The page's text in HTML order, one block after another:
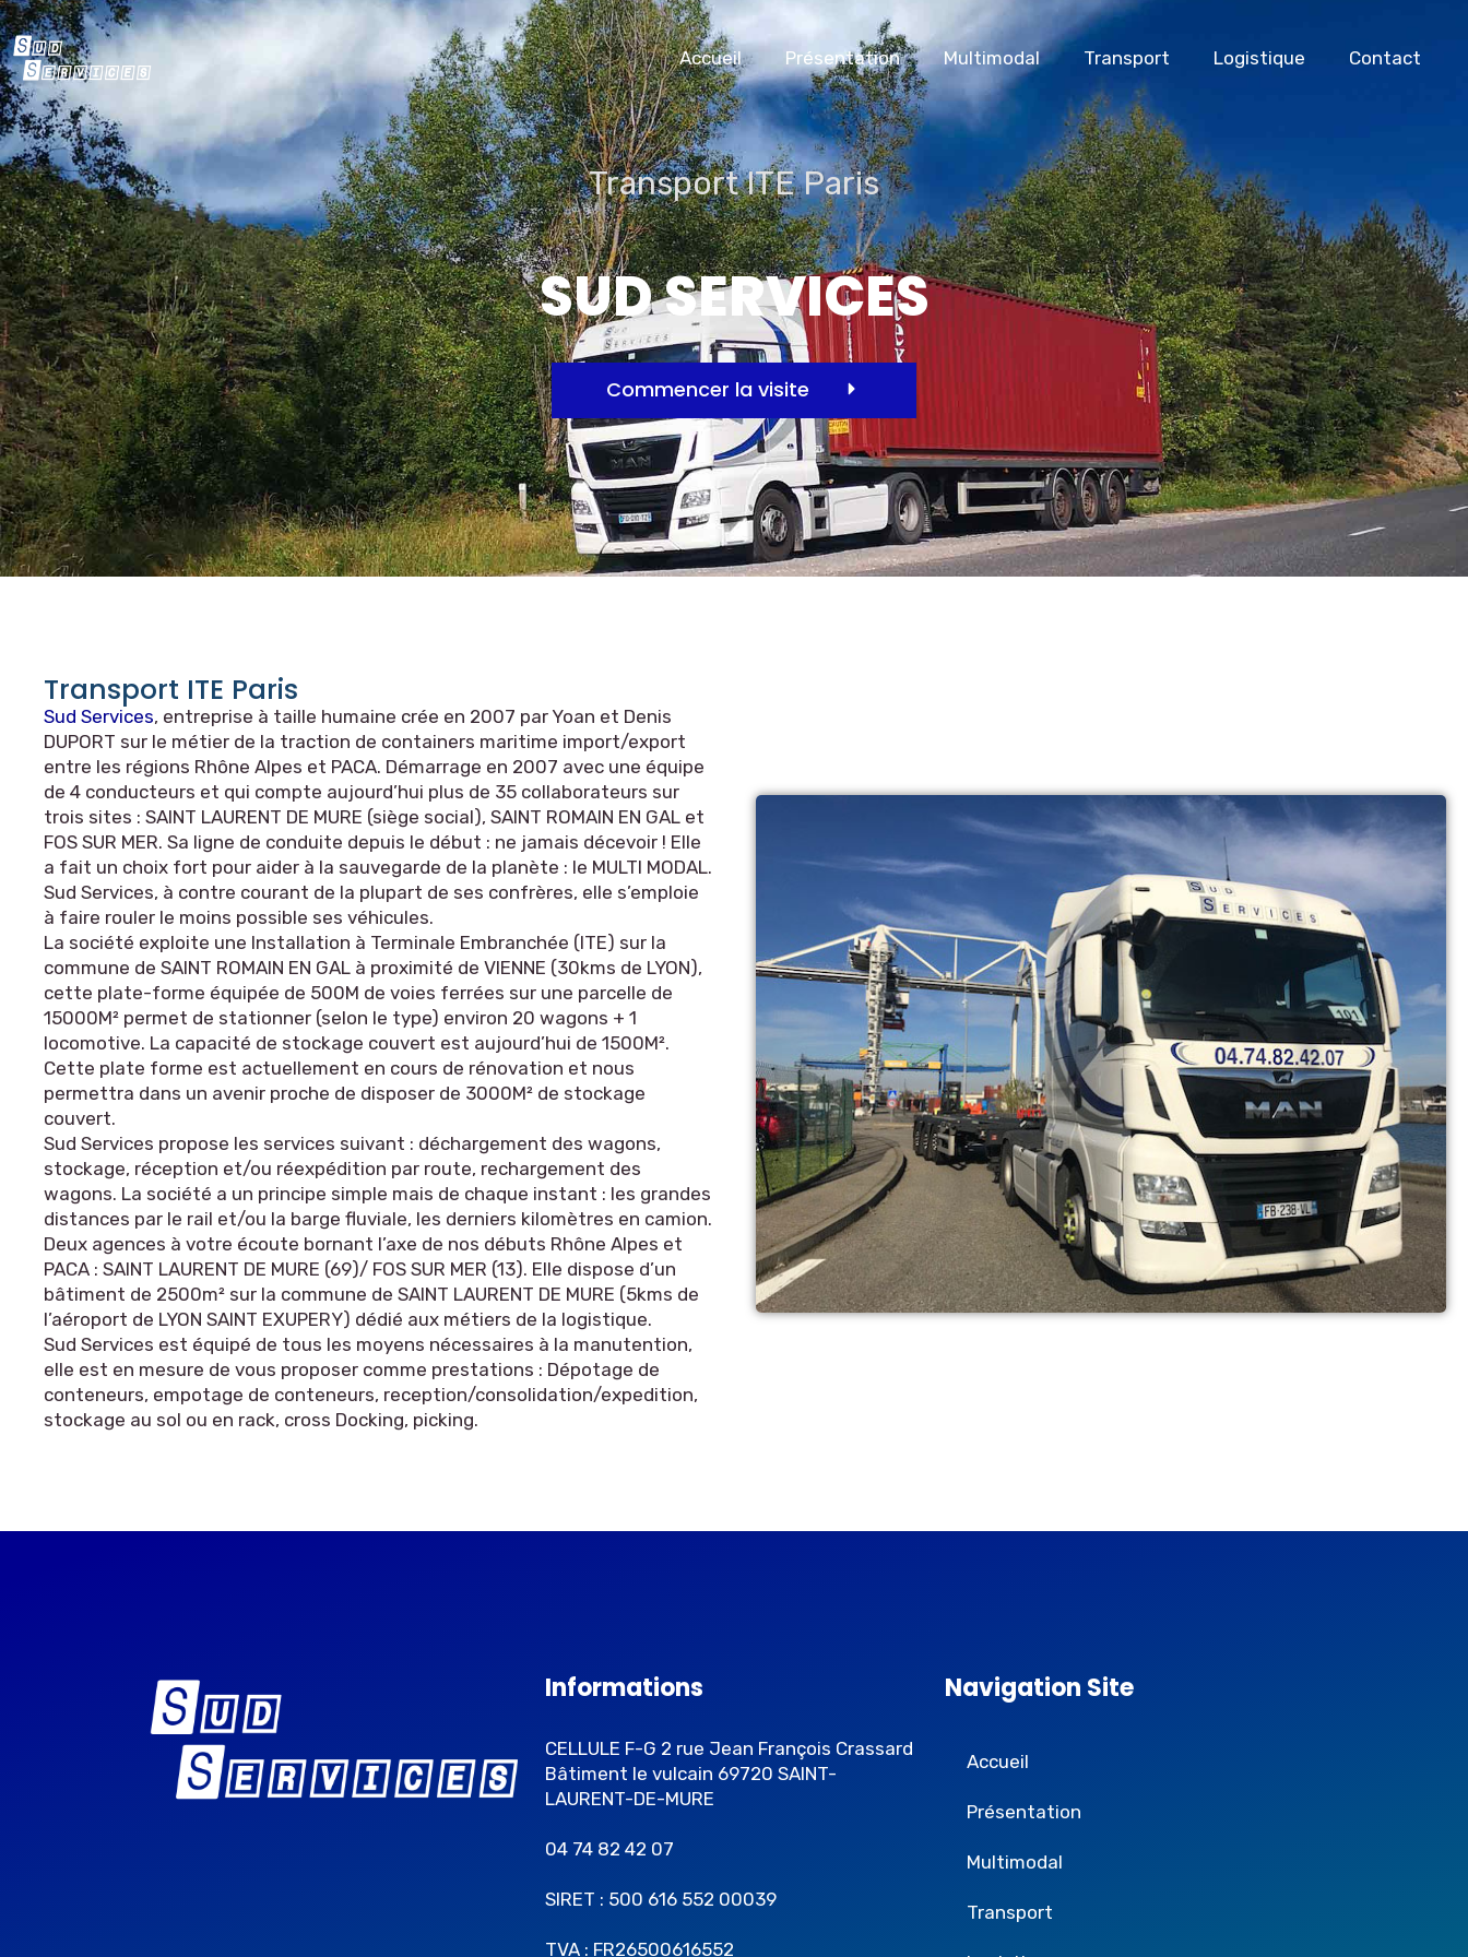
Accueil Présentation Multimodal Transport Logistique Contact
Transport ITE Paris
SUD SERVICES
Commencer la visite
Transport ITE Paris
Sud Services, entreprise à taille humaine crée en 2007 par Yoan et Denis
DUPORT sur le métier de la traction de containers maritime import/export
entre les régions Rhône Alpes et PACA. Démarrage en 2007 avec une équipe
de 4 conducteurs et qui compte aujourd’hui plus de 35 collaborateurs sur
trois sites : SAINT LAURENT DE MURE (siège social), SAINT ROMAIN EN GAL et
FOS SUR MER. Sa ligne de conduite depuis le début : ne jamais décevoir ! Elle
a fait un choix fort pour aider à la sauvegarde de la planète : le MULTI MODAL.
Sud Services, à contre courant de la plupart de ses confrères, elle s’emploie
à faire rouler le moins possible ses véhicules.
La société exploite une Installation à Terminale Embranchée (ITE) sur la
commune de SAINT ROMAIN EN GAL à proximité de VIENNE (30kms de LYON),
cette plate-forme équipée de 500M de voies ferrées sur une parcelle de
15000M² permet de stationner (selon le type) environ 20 wagons + 1
locomotive. La capacité de stockage couvert est aujourd’hui de 1500M².
Cette plate forme est actuellement en cours de rénovation et nous
permettra dans un avenir proche de disposer de 3000M² de stockage
couvert.
Sud Services propose les services suivant : déchargement des wagons,
stockage, réception et/ou réexpédition par route, rechargement des
wagons. La société a un principe simple mais de chaque instant : les grandes
distances par le rail et/ou la barge fluviale, les derniers kilomètres en camion.
Deux agences à votre écoute bornant l’axe de nos débuts Rhône Alpes et
PACA : SAINT LAURENT DE MURE (69)/ FOS SUR MER (13). Elle dispose d’un
bâtiment de 2500m² sur la commune de SAINT LAURENT DE MURE (5kms de
l’aéroport de LYON SAINT EXUPERY) dédié aux métiers de la logistique.
Sud Services est équipé de tous les moyens nécessaires à la manutention,
elle est en mesure de vous proposer comme prestations : Dépotage de
conteneurs, empotage de conteneurs, reception/consolidation/expedition,
stockage au sol ou en rack, cross Docking, picking.
Informations
CELLULE F-G 2 rue Jean François Crassard
Bâtiment le vulcain 69720 SAINT-
LAURENT-DE-MURE
04 74 82 42 07
SIRET : 500 616 552 00039
TVA : FR26500616552
Navigation Site
Accueil
Présentation
Multimodal
Transport